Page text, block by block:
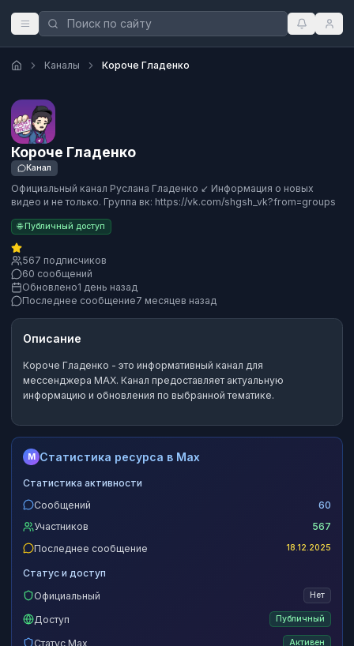
Каналы Короче Гладенко
Короче Гладенко
Канал
Официальный канал Руслана Гладенко ↙️ Информация о новых
видео и не только. Группа вк: https://vk.com/shgsh_vk?from=groups
🌐 Публичный доступ
567 подписчиков
60 сообщений
Обновлено1 день назад
Последнее сообщение7 месяцев назад
Описание
Короче Гладенко - это информативный канал для
мессенджера MAX. Канал предоставляет актуальную
информацию и обновления по выбранной тематике.
M Статистика ресурса в Max
Статистика активности
Сообщений
60
Участников
567
Последнее сообщение
18.12.2025
Статус и доступ
Официальный
Нет
Доступ Публичный
Статус Max Активен